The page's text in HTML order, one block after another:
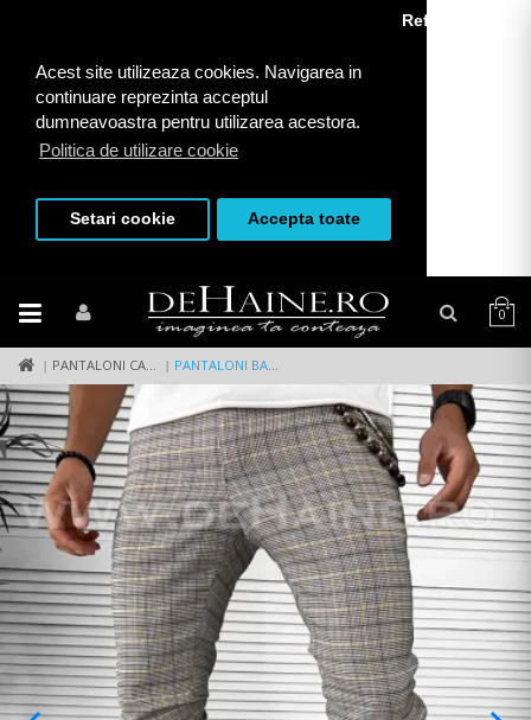
Acest site utilizeaza cookies. Navigarea in
continuare reprezinta acceptul
dumneavoastra pentru utilizarea acestora.
Politica de utilizare cookie
Refuza toate
Setari cookie Accepta toate
0
PANTALONI CASUAL PANTALONI BARBATI CASUAL REGULAR FIT IN CAROURI B7869 P18-5.2